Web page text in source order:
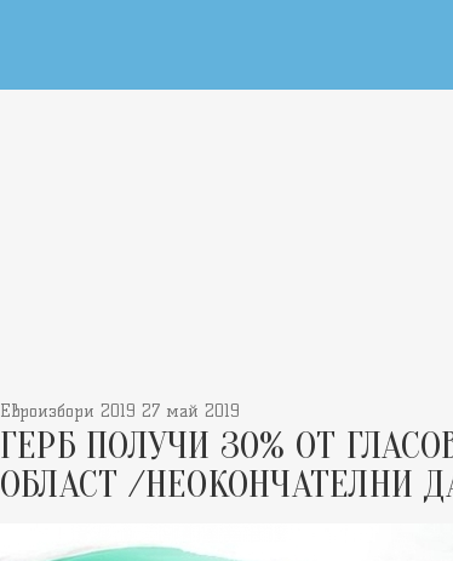
Евроизбори 2019 27 май 2019
ГЕРБ ПОЛУЧИ 30% ОТ
ОБЛАСТ /НЕОКОНЧАТЕЛНИ